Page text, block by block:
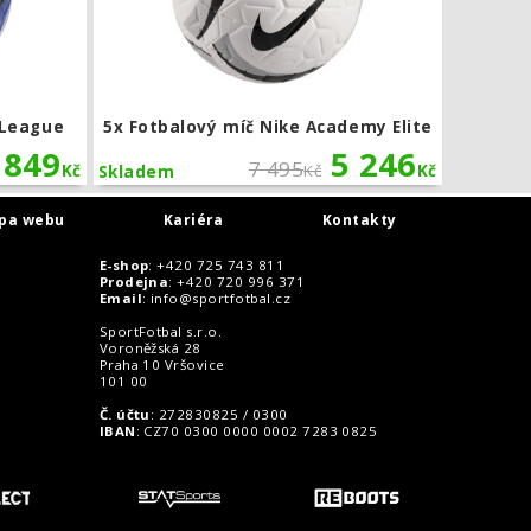
849Kč
5x Fotbalový míč Nike Academy Elite
7 495Kč 5 246Kč
Skladem
webu Kariéra Kontakty
E-shop: +420 725 743 811
Prodejna: +420 720 996 371
Email: info@sportfotbal.cz
SportFotbal s.r.o.
Voroněžská 28
Praha 10 Vršovice
101 00
Č. účtu : 272830825 / 0300
IBAN : CZ70 0300 0000 0002 7283 0825